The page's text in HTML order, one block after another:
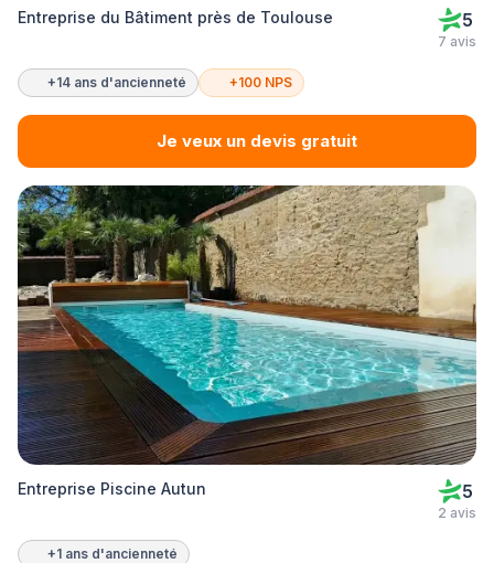
Entreprise du Bâtiment près de Toulouse 5
7 avis
+14 ans d'ancienneté +100 NPS
Je veux un devis gratuit
Entreprise Piscine Autun 5
2 avis
+1 ans d'ancienneté